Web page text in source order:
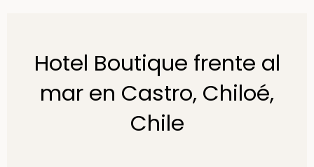
Hotel Boutique frente al
mar en Castro, Chiloé,
Chile​